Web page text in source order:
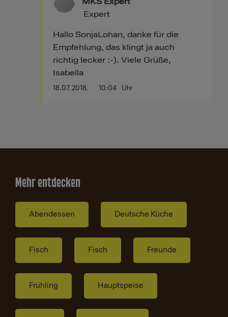
18.07.2018. 10:04 Uhr
Expert
Hallo SonjaLohan, danke für die
Empfehlung, das klingt ja auch
richtig lecker :-). Viele Grüße,
Isabella
Mehr entdecken
Abendessen Deutsche Küche
Fisch Fisch Freunde
Frühling Hauptspeise